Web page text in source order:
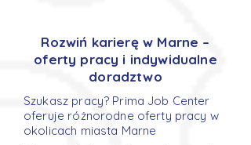
Rozwiń karierę w Marne –
oferty pracy i indywidualne
doradztwo
Szukasz pracy? Prima Job Center
oferuje różnorodne oferty pracy w
okolicach miasta Marne